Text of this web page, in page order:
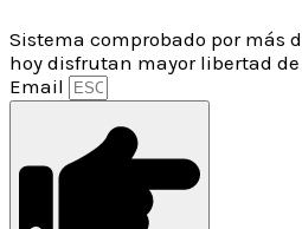
Sistema comprobado por más
hoy disfrutan mayor libertad
Email